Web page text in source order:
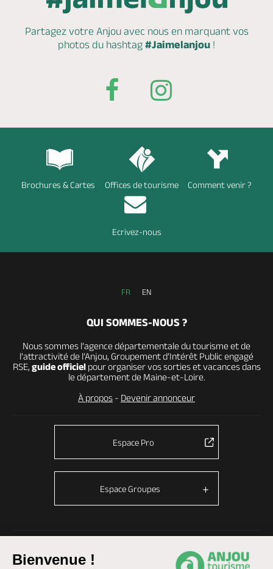
Bienvenue !
Partagez votre Anjou avec nous en marquantvos
photos du hashtag #Jaimelanjou !
Brochures & Cartes Offices de tourisme Comment venir ?
Ecrivez-nous
FR EN
QUI SOMMES-NOUS ?
Nous sommes l’agence départementale du tourisme et de
l’attractivité de l’Anjou, Groupement d’Intérêt Public engagé
RSE, guide officielpour organiser vos sorties et vacances dans
le département de Maine-et-Loire.
À propos - Devenir annonceur
Espace Pro
Espace Groupes
Mentions légales Données personnelles-Cookies